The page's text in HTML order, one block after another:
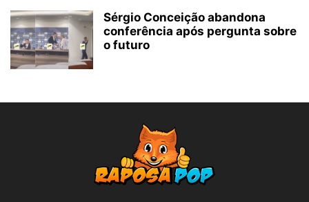
Sérgio Conceição abandona
conferência após pergunta sobre
o futuro